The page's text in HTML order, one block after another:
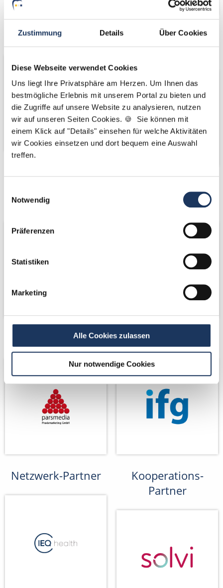
Zustimmung Details Über Cookies
Diese Webseite verwendet Cookies
Uns liegt Ihre Privatsphäre am Herzen. Um Ihnen das
bestmögliche Erlebnis mit unserem Portal zu bieten und
die Zugriffe auf unsere Website zu analysieren, nutzen
wir auf unseren Seiten Cookies. 🍪 Sie können mit
einem Klick auf "Details" einsehen für welche Aktivitäten
wir Cookies einsetzen und dort bequem eine Auswahl
treffen.
Notwendig
Präferenzen
Statistiken
Marketing
Alle Cookies zulassen
Nur notwendige Cookies
Wir fördern
Wir pflanzen
Bäume
Partner
Partner
Netzwerk-Partner Netzwerk-Partner
Netzwerk-Partner
Kooperations-
Partner